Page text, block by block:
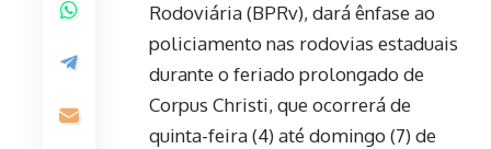
Rodoviária (BPRv), dará ênfase ao
policiamento nas rodovias estaduais
durante o feriado prolongado de
Corpus Christi, que ocorrerá de
quinta-feira (4) até domingo (7) de